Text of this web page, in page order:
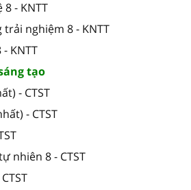
8 - KNTT
nghiệm 8 - KNTT
KNTT
tạo
- CTST
- CTST
nhiên 8 - CTST